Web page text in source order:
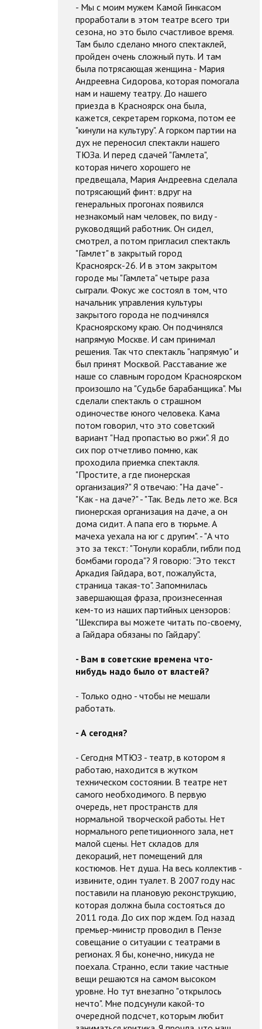
- Мы с моим мужем Камой Гинкасом
проработали в этом театре всего три
сезона, но это было счастливое время.
Там было сделано много спектаклей,
пройден очень сложный путь. И там
была потрясающая женщина - Мария
Андреевна Сидорова, которая помогала
нам и нашему театру. До нашего
приезда в Красноярск она была,
кажется, секретарем горкома, потом ее
"кинули на культуру". А горком партии на
дух не переносил спектакли нашего
ТЮЗа. И перед сдачей "Гамлета",
которая ничего хорошего не
предвещала, Мария Андреевна сделала
потрясающий финт: вдруг на
генеральных прогонах появился
незнакомый нам человек, по виду -
руководящий работник. Он сидел,
смотрел, а потом пригласил спектакль
"Гамлет" в закрытый город
Красноярск-26. И в этом закрытом
городе мы "Гамлета" четыре раза
сыграли. Фокус же состоял в том, что
начальник управления культуры
закрытого города не подчинялся
Красноярскому краю. Он подчинялся
напрямую Москве. И сам принимал
решения. Так что спектакль "напрямую" и
был принят Москвой. Расставание же
наше со славным городом Красноярском
произошло на "Судьбе барабанщика". Мы
сделали спектакль о страшном
одиночестве юного человека. Кама
потом говорил, что это советский
вариант "Над пропастью во ржи". Я до
сих пор отчетливо помню, как
проходила приемка спектакля.
"Простите, а где пионерская
организация?" Я отвечаю: "На даче" -
"Как - на даче?" - "Так. Ведь лето же. Вся
пионерская организация на даче, а он
дома сидит. А папа его в тюрьме. А
мачеха уехала на юг с другим". - "А что
это за текст: "Тонули корабли, гибли под
бомбами города"? Я говорю: "Это текст
Аркадия Гайдара, вот, пожалуйста,
страница такая-то". Запомнилась
завершающая фраза, произнесенная
кем-то из наших партийных цензоров:
"Шекспира вы можете читать по-своему,
а Гайдара обязаны по Гайдару".
- Вам в советские времена что-
нибудь надо было от властей?
- Только одно - чтобы не мешали
работать.
- А сегодня?
- Сегодня МТЮЗ - театр, в котором я
работаю, находится в жутком
техническом состоянии. В театре нет
самого необходимого. В первую
очередь, нет пространств для
нормальной творческой работы. Нет
нормального репетиционного зала, нет
малой сцены. Нет складов для
декораций, нет помещений для
костюмов. Нет душа. На весь коллектив -
извините, один туалет. В 2007 году нас
поставили на плановую реконструкцию,
которая должна была состояться до
2011 года. До сих пор ждем. Год назад
премьер-министр проводил в Пензе
совещание о ситуации с театрами в
регионах. Я бы, конечно, никуда не
поехала. Странно, если такие частные
вещи решаются на самом высоком
уровне. Но тут внезапно "открылось
нечто". Мне подсунули какой-то
очередной подсчет, которым любит